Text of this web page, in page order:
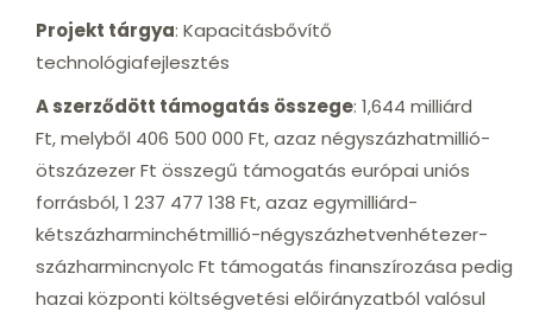
Projekt tárgya: Kapacitásbővítő
technológiafejlesztés
A szerződött támogatás összege: 1,644 milliárd
Ft, melyből 406 500 000 Ft, azaz négyszázhatmillió-
ötszázezer Ft összegű támogatás európai uniós
forrásból, 1 237 477 138 Ft, azaz egymilliárd-
kétszázharminchétmillió-négyszázhetvenhétezer-
százharmincnyolc Ft támogatás finanszírozása pedig
hazai központi költségvetési előirányzatból valósul